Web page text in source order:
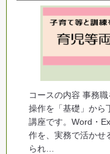
コースの内容 事務
操作を「基礎」から
講座です。Word・
作を、実務で活かせ
られ…